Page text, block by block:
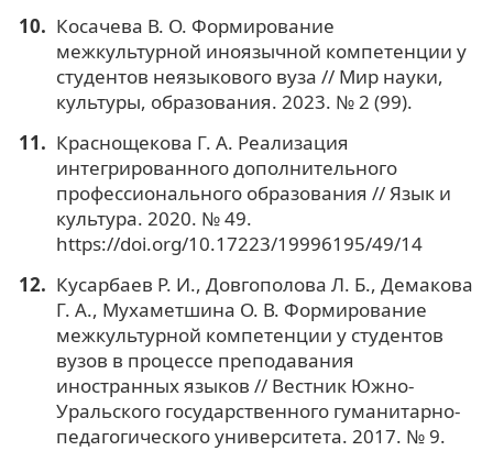
Косачева В. О. Формирование
межкультурной иноязычной компетенции у
студентов неязыкового вуза // Мир науки,
культуры, образования. 2023. № 2 (99).
Краснощекова Г. А. Реализация
интегрированного дополнительного
профессионального образования // Язык и
культура. 2020. № 49.
https://doi.org/10.17223/19996195/49/14
Кусарбаев Р. И., Довгополова Л. Б., Демакова
Г. А., Мухаметшина О. В. Формирование
межкультурной компетенции у студентов
вузов в процессе преподавания
иностранных языков // Вестник Южно-
Уральского государственного гуманитарно-
педагогического университета. 2017. № 9.